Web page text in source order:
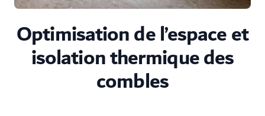
Optimisation de l’espace et
isolation thermique des
combles